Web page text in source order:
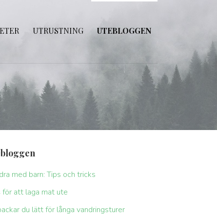
UTRUSTNING UTEBLOGGEN
med barn: Tips och tricks
för att laga mat ute
du lätt för långa vandringsturer